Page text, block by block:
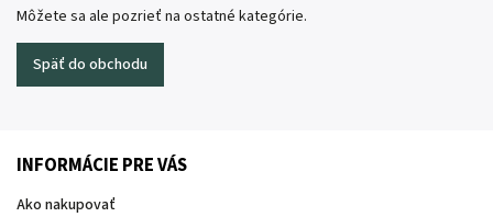
Môžete sa ale pozrieť na ostatné kategórie.
Späť do obchodu
INFORMÁCIE PRE VÁS
Ako nakupovať